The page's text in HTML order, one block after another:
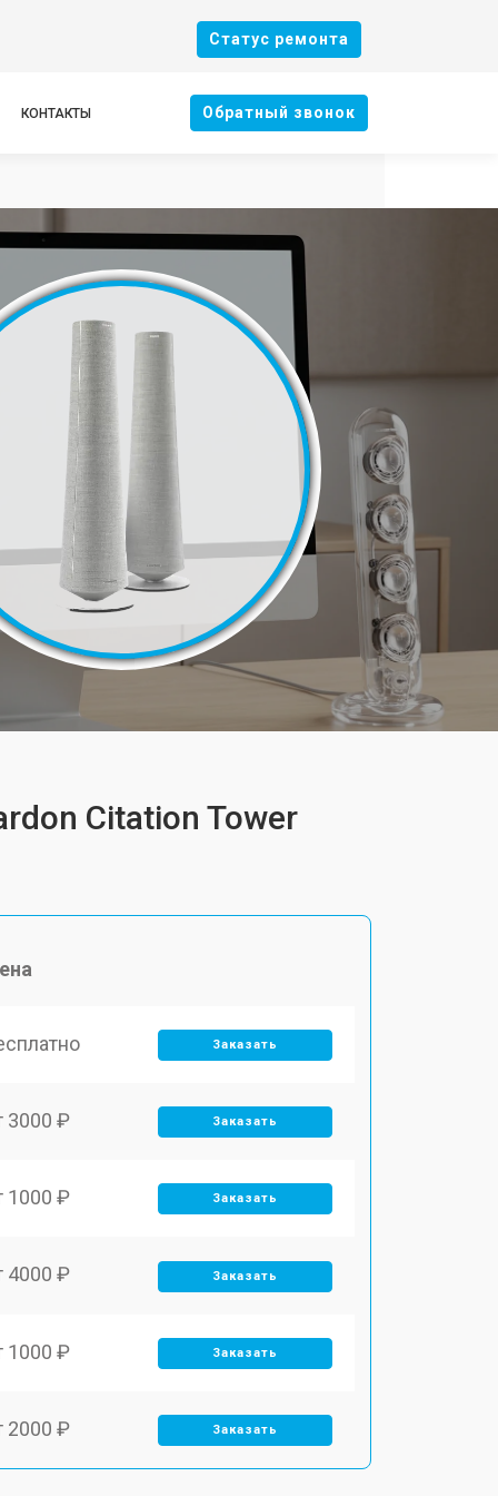
Cтатус ремонта
КОНТАКТЫ Oбратный звонок
Citation Tower
Заказать
3000 ₽ Заказать
1000 ₽ Заказать
4000 ₽ Заказать
1000 ₽ Заказать
2000 ₽ Заказать